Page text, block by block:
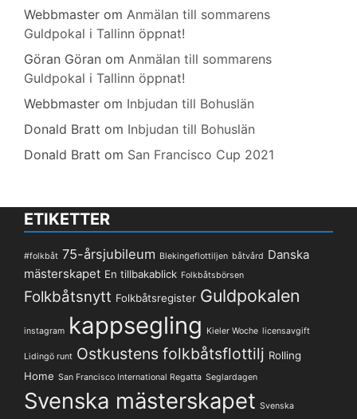
Webbmaster om Anmälan till sommarens
Guldpokal i Tallinn öppnat!
Göran Göran om Anmälan till sommarens
Guldpokal i Tallinn öppnat!
Webbmaster om Inbjudan till Bohuslän
Donald Bratt om Inbjudan till Bohuslän
Donald Bratt om San Francisco Cup 2021
ETIKETTER
#folkbåt 75-årsjubileum Blekingeflottiljen båtvård Danska
mästerskapet En tillbakablick Folkbåtsbörsen
Folkbåtsnytt Folkbåtsregister Guldpokalen
instagram kappsegling Kieler Woche licensavgift
Lidingö runt Ostkustens folkbåtsflottilj Rolling
Home San Francisco International Regatta Seglardagen
Svenska mästerskapet Svenska